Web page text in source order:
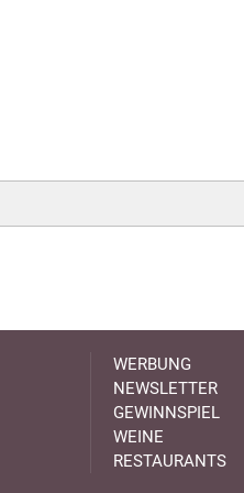
WERBUNG
NEWSLETTER
GEWINNSPIEL
WEINE
RESTAURANTS